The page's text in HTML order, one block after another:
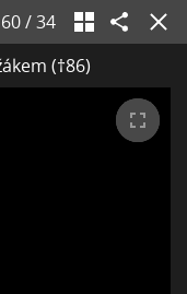
60/34
(†86)